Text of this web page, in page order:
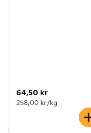
64,50 kr
258,00 kr /kg